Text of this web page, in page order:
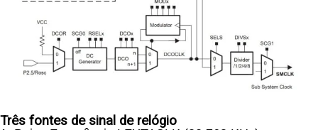
Três fontes de sinal de relógio